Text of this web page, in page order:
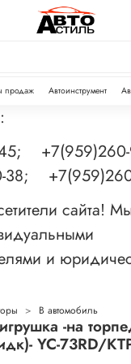
продаж Автоинструмент
45;
38;
сайта!
и
В автомобиль
-на
YC-73RD/